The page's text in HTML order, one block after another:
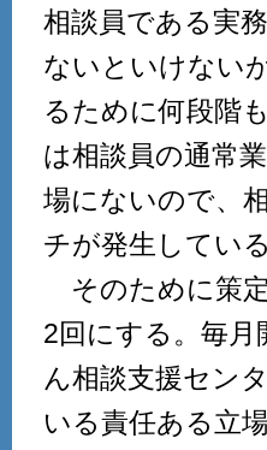
相談員である実
ないといけない
るために何段階
は相談員の通常
場にないので、
チが発生している
そのために策
2回にする。毎
ん相談支援セン
いる責任ある立